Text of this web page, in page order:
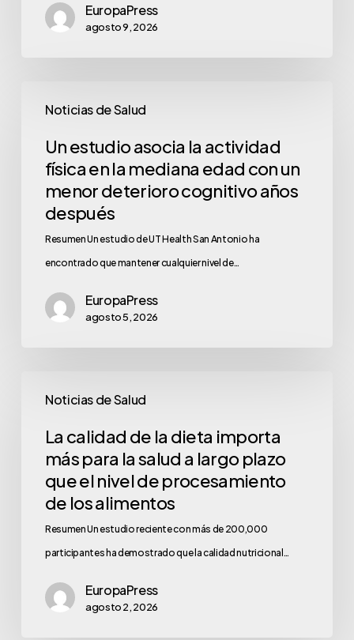
EuropaPress
agosto 9, 2026
Noticias de Salud
Un estudio asocia la actividad
física en la mediana edad con un
menor deterioro cognitivo años
después
Resumen Un estudio de UT Health San Antonio ha
encontrado que mantener cualquier nivel de…
EuropaPress
agosto 5, 2026
Noticias de Salud
La calidad de la dieta importa
más para la salud a largo plazo
que el nivel de procesamiento
de los alimentos
Resumen Un estudio reciente con más de 200,000
participantes ha demostrado que la calidad nutricional…
EuropaPress
agosto 2, 2026